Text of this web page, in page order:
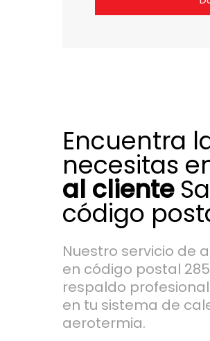
Encuentra
necesitas
al cliente
código
Nuestro servicio de
en código postal
respaldo
en tu sistema de
aerotermia.